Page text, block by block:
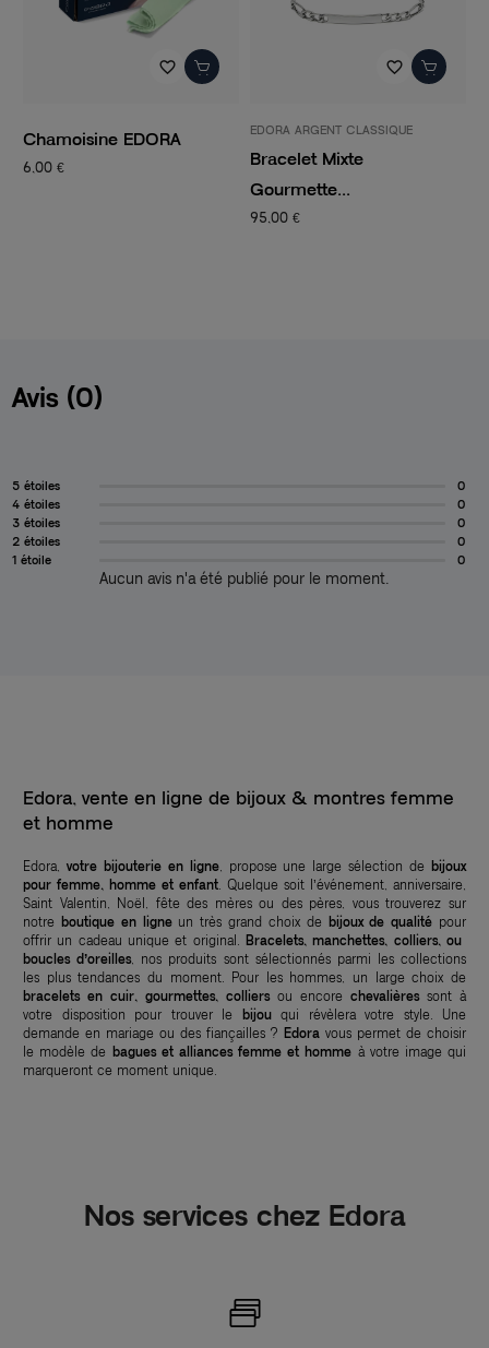
favorite_border
Chamoisine EDORA
6,00 €
favorite_border
EDORA ARGENT CLASSIQUE
Bracelet Mixte
Gourmette...
95,00 €
Avis (0)
5 étoiles
0
4 étoiles
0
3 étoiles
0
2 étoiles
0
1 étoile
0
Aucun avis n'a été publié pour le moment.
Edora, vente en ligne de bijoux & montres femme
et homme
Edora, votre bijouterie en ligne, propose une large sélection debijoux
pour femme, homme et enfant . Quelque soit l’événement, anniversaire,
Saint Valentin, Noël, fête des mères ou des pères, vous trouverez sur
notre boutique en ligneun très grand choix de bijoux de qualité pour
offrir un cadeau unique et original. Bracelets, manchettes, colliers, ou
boucles d’oreilles, nos produits sont sélectionnés parmi les collections
les plus tendances du moment. Pour les hommes, un large choix de
bracelets en cuir, gourmettes, colliersou encore chevalièressont à
votre disposition pour trouver le bijouqui révèlera votre style. Une
demande en mariage ou des fiançailles ?Edora vous permet de choisir
le modèle de bagues et alliances femme et homme à votre image qui
marqueront ce moment unique.
Nos services chez Edora